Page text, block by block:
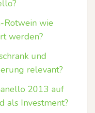
Rotwein wie
werden?
und
relevant?
2013 auf
als Investment?